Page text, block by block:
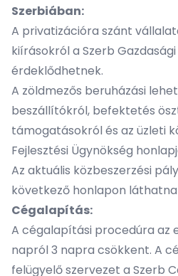
Szerbiában:
A privatizációra szánt
kiírásokról a Szerb
érdeklődhetnek.
A zöldmezős beruházási
beszállítókról, befektetés
támogatásokról és az üzleti
Fejlesztési Ügynökség
Az aktuális közbeszerzési
következő honlapon
Cégalapítás:
A cégalapítási procedúra az
napról 3 napra csökkent. A
felügyelő szervezet a Szerb